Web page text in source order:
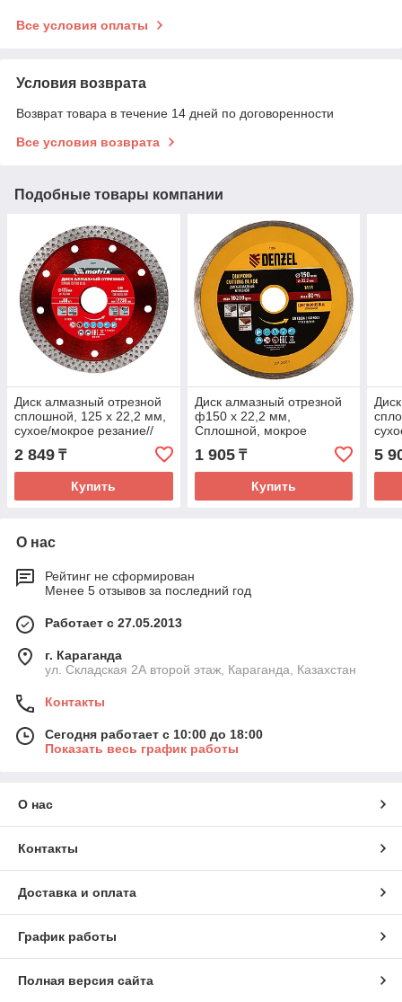
Все условия оплаты
Условия возврата
Возврат товара в течение 14 дней по договоренности
Все условия возврата
Подобные товары компании
Диск алмазный отрезной
сплошной, 125 х 22,2 мм,
сухое/мокрое резание//
2 849 ₸
Купить
Диск алмазный отрезной
ф150 х 22,2 мм,
Сплошной, мокрое
резание// Denzel
1 905₸
Купить
5
О нас
Рейтинг не сформирован
Менее 5 отзывов за последний год
Работает с 27.05.2013
г. Караганда
ул. Складская 2А второй этаж, Караганда, Казахстан
Контакты
Сегодня работает с 10:00 до 18:00
Показать весь график работы
О нас
Контакты
Доставка и оплата
График работы
Полная версия сайта